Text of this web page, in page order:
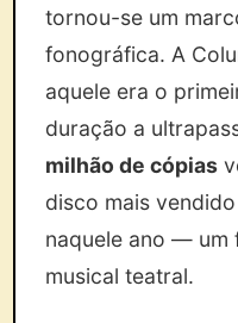
tornou-se um
fonográfica. A
aquele era o
duração a
milhão de cópias
disco mais
naquele ano — um
musical teatral.